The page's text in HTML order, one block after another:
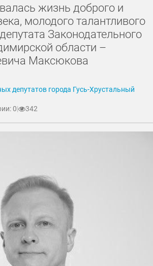
жизнь доброго и
молодого талантливого
Законодательного
области –
Максюкова
депутатов города Гусь-Хрустальный
0| 342